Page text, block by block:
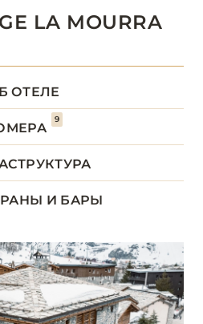
2
ЛУАРЫ 8
ФРАНС
БЕРЕГ 34
LA MOURRA
ОТЕЛЕ
9
И БАРЫ